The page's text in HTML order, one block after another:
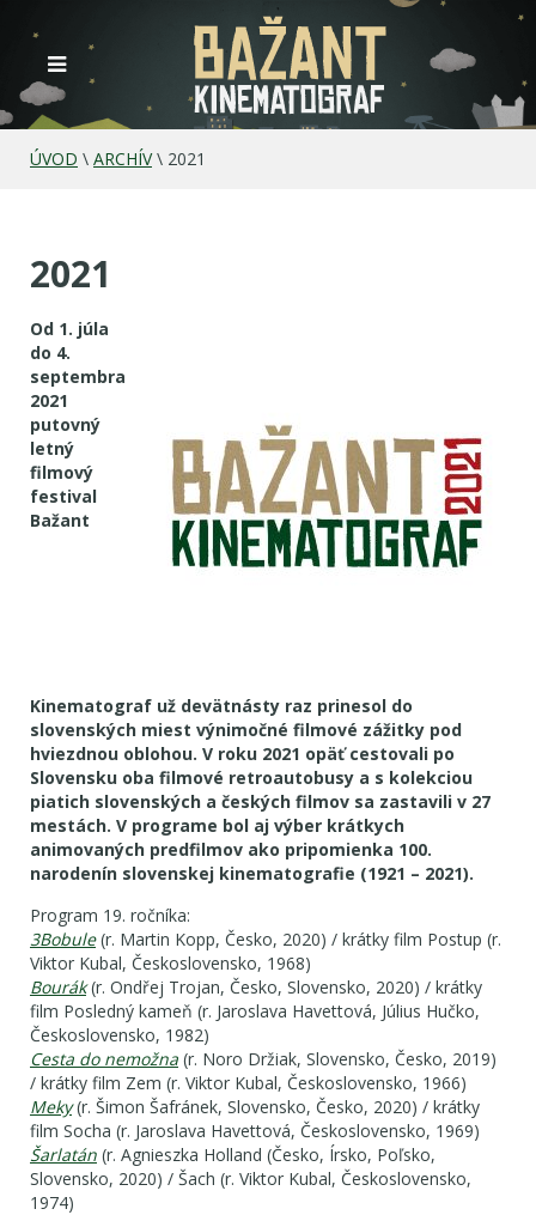
ÚVOD \ ARCHÍV\ 2021
2021
Od 1. júla
do 4.
septembra
2021
putovný
letný
filmový
festival
Bažant
Kinematograf už devätnásty raz prinesol do
slovenských miest výnimočné filmové zážitky pod
hviezdnou oblohou. V roku 2021 opäť cestovali po
Slovensku oba filmové retroautobusy a s kolekciou
piatich slovenských a českých filmov sa zastavili v 27
mestách. V programe bol aj výber krátkych
animovaných predfilmov ako pripomienka 100.
narodenín slovenskej kinematografie (1921 – 2021).
Program 19. ročníka:
3Bobule(r. Martin Kopp, Česko, 2020) / krátky film Postup (r.
Viktor Kubal, Československo, 1968)
Bourák(r. Ondřej Trojan, Česko, Slovensko, 2020) / krátky
film Posledný kameň (r. Jaroslava Havettová, Július Hučko,
Československo, 1982)
Cesta do nemožna (r. Noro Držiak, Slovensko, Česko, 2019)
/ krátky film Zem (r. Viktor Kubal, Československo, 1966)
Meky(r. Šimon Šafránek, Slovensko, Česko, 2020) / krátky
film Socha (r. Jaroslava Havettová, Československo, 1969)
Šarlatán (r. Agnieszka Holland (Česko, Írsko, Poľsko,
Slovensko, 2020) / Šach (r. Viktor Kubal, Československo,
1974)